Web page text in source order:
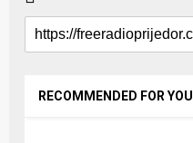
RECOMMENDED FOR YOU